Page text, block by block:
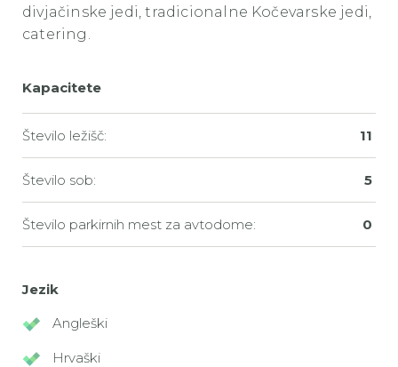
divjačinske jedi, tradicionalne Kočevarske jedi,
catering.
Kapacitete
Število ležišč: 11
Število sob: 5
Število parkirnih mest za avtodome: 0
Jezik
Angleški
Hrvaški